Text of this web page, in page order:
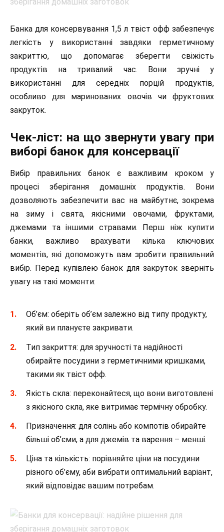
Банка для консервування 1,5 л твіст офф забезпечує
легкість у використанні завдяки герметичному
закриттю, що допомагає зберегти свіжість
продуктів на тривалий час. Вони зручні у
використанні для середніх порцій продуктів,
особливо для маринованих овочів чи фруктових
закруток.
Чек-ліст: на що звернути увагу при
виборі банок для консервації
Вибір правильних банок є важливим кроком у
процесі зберігання домашніх продуктів. Вони
дозволяють забезпечити вас на майбутнє, зокрема
на зиму і свята, якісними овочами, фруктами,
джемами та іншими стравами. Перш ніж купити
банки, важливо врахувати кілька ключових
моментів, які допоможуть вам зробити правильний
вибір. Перед купівлею банок для закруток зверніть
увагу на такі моменти:
Об’єм: оберіть об’єм залежно від типу продукту,
який ви плануєте закривати.
Тип закриття: для зручності та надійності
обирайте посудини з герметичними кришками,
такими як твіст офф.
Якість скла: переконайтеся, що вони виготовлені
з якісного скла, яке витримає термічну обробку.
Призначення: для солінь або компотів обирайте
більші об’єми, а для джемів та варення – менші.
Ціна та кількість: порівняйте ціни на посудини
різного об’єму, аби вибрати оптимальний варіант,
який відповідає вашим потребам.